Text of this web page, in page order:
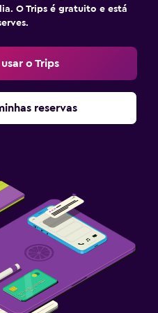
O Trips é gratuito e está
o Trips
reservas